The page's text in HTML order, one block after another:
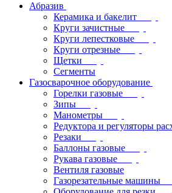
Абразив
Керамика и бакелит
Круги зачистные
Круги лепестковые
Круги отрезные
Щетки
Сегменты
Газосварочное оборудование
Горелки газовые
Зипы
Манометры
Редуктора и регуляторы
Резаки
Баллоны газовые
Рукава газовые
Вентиля газовые
Газорезательные машины